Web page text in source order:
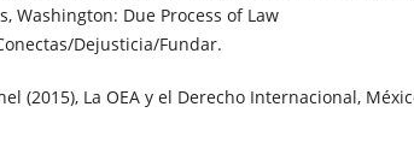
Washington: Due Process of Law
Dejusticia/Fundar.
(2015), La OEA y el Derecho Internacional,